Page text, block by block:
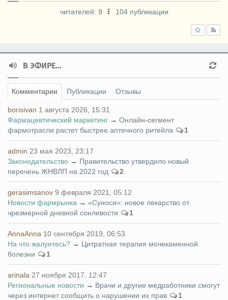
читателей: 9 104 публикации
В ЭФИРЕ...
Комментарии Публикации Отзывы
borisivan 1 августа 2026, 15:31
Фармацевтический маркетинг → Онлайн-сегмент
фармотрасли растет быстрее аптечного ритейла
1
admin 23 мая 2023, 23:17
Законодательство → Правительство утвердило новый
перечень ЖНВЛП на 2022 год
2
gerasimsanov 9 февраля 2021, 05:12
Новости фармрынка → «Суноси»: новое лекарство от
чрезмерной дневной сонливости
1
AnnaAnna 10 сентября 2019, 06:53
На что жалуетесь? → Цитратная терапия мочекаменной
болезни
1
arinala 27 ноября 2017, 12:47
Региональные новости → Врачи и другие медработники смогут
через интернет сообщить о нарушении их прав
1